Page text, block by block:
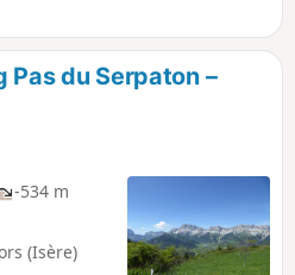
Pas du Serpaton –
-534 m
(Isère)